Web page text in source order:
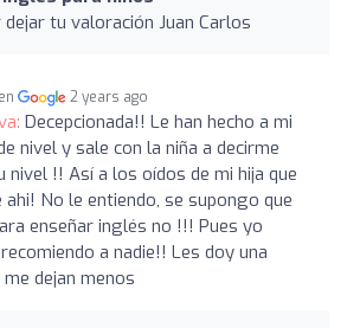
dejar tu valoración Juan Carlos
2 years ago
Decepcionada!! Le han hecho a mi
nivel y sale con la niña a decirme
nivel !! Así a los oídos de mi hija que
No le entiendo, se supongo que
enseñar inglés no !!! Pues yo
a nadie!! Les doy una
dejan menos